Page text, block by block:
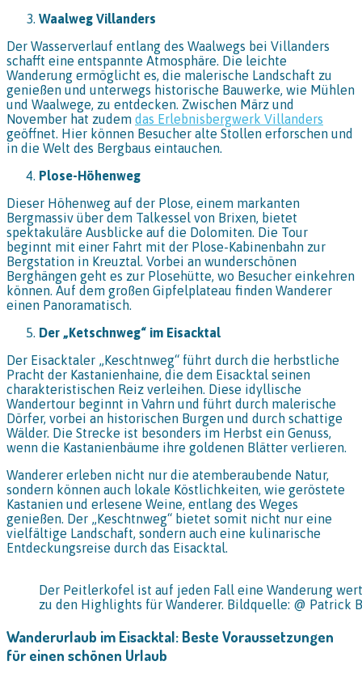
Waalweg Villanders
Der Wasserverlauf entlang des Waalwegs bei Villanders
schafft eine entspannte Atmosphäre. Die leichte
Wanderung ermöglicht es, die malerische Landschaft zu
genießen und unterwegs historische Bauwerke, wie Mühlen
und Waalwege, zu entdecken. Zwischen März und
November hat zudem das Erlebnisbergwerk Villanders
geöffnet. Hier können Besucher alte Stollen erforschen und
in die Welt des Bergbaus eintauchen.
Plose-Höhenweg
Dieser Höhenweg auf der Plose, einem markanten
Bergmassiv über dem Talkessel von Brixen, bietet
spektakuläre Ausblicke auf die Dolomiten. Die Tour
beginnt mit einer Fahrt mit der Plose-Kabinenbahn zur
Bergstation in Kreuztal. Vorbei an wunderschönen
Berghängen geht es zur Plosehütte, wo Besucher einkehren
können. Auf dem großen Gipfelplateau finden Wanderer
einen Panoramatisch.
Der „Ketschnweg“ im Eisacktal
Der Eisacktaler „Keschtnweg“ führt durch die herbstliche
Pracht der Kastanienhaine, die dem Eisacktal seinen
charakteristischen Reiz verleihen. Diese idyllische
Wandertour beginnt in Vahrn und führt durch malerische
Dörfer, vorbei an historischen Burgen und durch schattige
Wälder. Die Strecke ist besonders im Herbst ein Genuss,
wenn die Kastanienbäume ihre goldenen Blätter verlieren.
Wanderer erleben nicht nur die atemberaubende Natur,
sondern können auch lokale Köstlichkeiten, wie geröstete
Kastanien und erlesene Weine, entlang des Weges
genießen. Der „Keschtnweg“ bietet somit nicht nur eine
vielfältige Landschaft, sondern auch eine kulinarische
Entdeckungsreise durch das Eisacktal.
Der Peitlerkofel ist auf jeden Fall eine Wanderung
zu den Highlights für Wanderer. Bildquelle: @ Patrick
Wanderurlaub im Eisacktal: Beste Voraussetzungen
für einen schönen Urlaub